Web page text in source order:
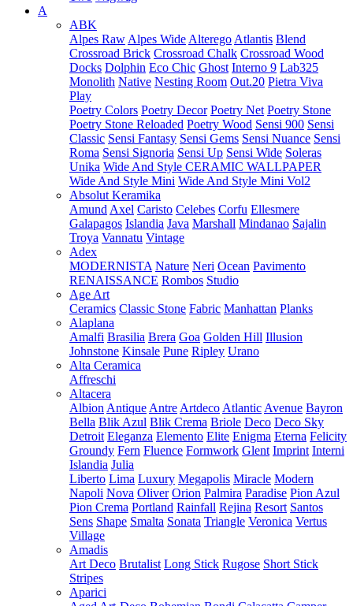
A
ABK
Alpes Raw Alpes Wide Alterego Atlantis Blend
Crossroad Brick Crossroad Chalk Crossroad Wood
Docks Dolphin Eco Chic Ghost Interno 9 Lab325
Monolith Native Nesting Room Out.20 Pietra Viva
Play
Poetry Colors Poetry Decor Poetry Net Poetry Stone
Poetry Stone Reloaded Poetry Wood Sensi 900 Sensi
Classic Sensi Fantasy Sensi Gems Sensi Nuance Sensi
Roma Sensi Signoria Sensi Up Sensi Wide Soleras
Unika Wide And Style CERAMIC WALLPAPER
Wide And Style Mini Wide And Style Mini Vol2
Absolut Keramika
Amund Axel Caristo Celebes Corfu Ellesmere
Galapagos Islandia Java Marshall Mindanao Sajalin
Troya Vannatu Vintage
Adex
MODERNISTA Nature Neri Ocean Pavimento
RENAISSANCE Rombos Studio
Age Art
Ceramics Classic Stone Fabric Manhattan Planks
Alaplana
Amalfi Brasilia Brera Goa Golden Hill Illusion
Johnstone Kinsale Pune Ripley Urano
Alta Ceramica
Affreschi
Altacera
Albion Antique Antre Artdeco Atlantic Avenue Bayron
Bella Blik Azul Blik Crema Briole Deco Deco Sky
Detroit Eleganza Elemento Elite Enigma Eterna Felicity
Groundy Fern Fluence Formwork Glent Imprint Interni
Islandia Julia
Liberto Lima Luxury Megapolis Miracle Modern
Napoli Nova Oliver Orion Palmira Paradise Pion Azul
Pion Crema Portland Rainfall Rejina Resort Santos
Sens Shape Smalta Sonata Triangle Veronica Vertus
Village
Amadis
Art Deco Brutalist Long Stick Rugose Short Stick
Stripes
Aparici